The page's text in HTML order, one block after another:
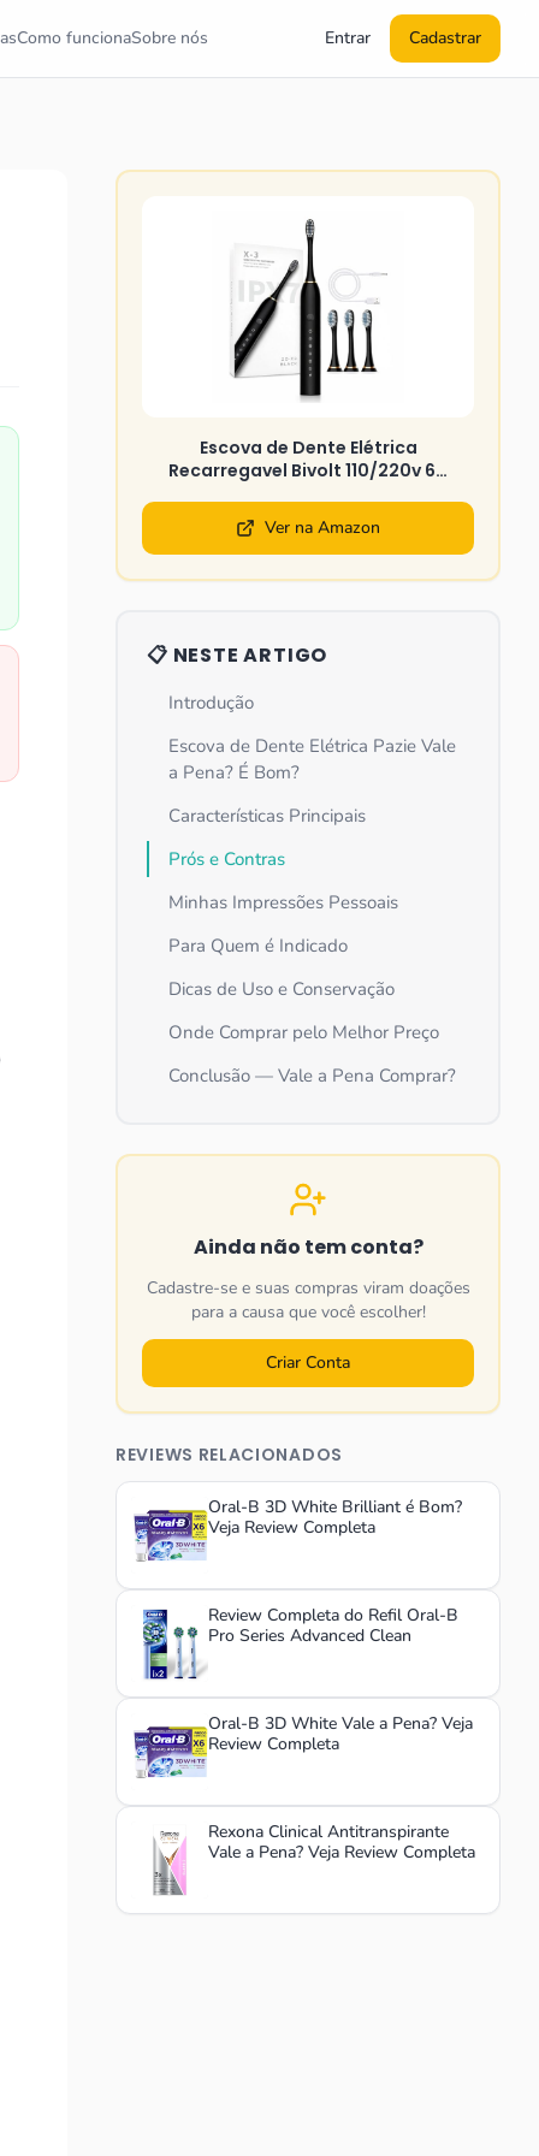
Como funcionaSobre nós Entrar Cadastrar
Escova de Dente Elétrica
Recarregavel Bivolt 110/220v 6…
Ver na Amazon
📋 NESTE ARTIGO
Introdução
Escova de Dente Elétrica Pazie Vale
a Pena? É Bom?
Características Principais
Prós e Contras
Minhas Impressões Pessoais
Para Quem é Indicado
Dicas de Uso e Conservação
Onde Comprar pelo Melhor Preço
Conclusão — Vale a Pena Comprar?
Ainda não tem conta?
Cadastre-se e suas compras viram doações
para a causa que você escolher!
Criar Conta
REVIEWS RELACIONADOS
Oral-B 3D White Brilliant é Bom?
Veja Review Completa
Review Completa do Refil Oral-B
Pro Series Advanced Clean
Oral-B 3D White Vale a Pena? Veja
Review Completa
Rexona Clinical Antitranspirante
Vale a Pena? Veja Review Completa